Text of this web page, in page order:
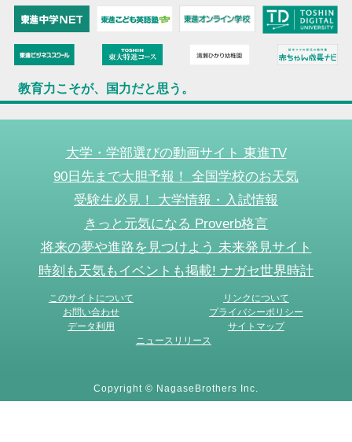
教育力こそが、国力だと思う。
大学・学部選びの動画サイト 東進TV
90日先まで大胆予報！ 全国学校のお天気
受験生必見！ 大学情報・入試情報
きっと元気になる Proverb格言
将来の夢や進路を見つけよう 未来発見サイト
時刻も天気もイベントも掲載! ナガセ世界時計
このサイトについて
リンクについて
お問い合わせ
プライバシーポリシー
データ利用
サイトマップ
ニュースリリース
Copyright © NagaseBrothers Inc.